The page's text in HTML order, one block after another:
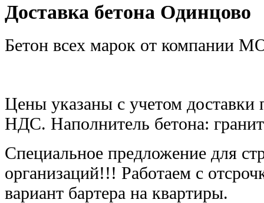
Доставка бетона Одинцово
Бетон всех марок от
Цены указаны с учетом
НДС. Наполнитель бетона:
Специальное предложение для
организаций!!! Работаем с
вариант бартера на квартиры.